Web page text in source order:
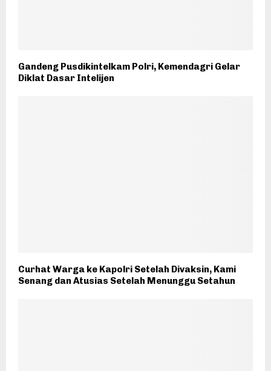
Gandeng Pusdikintelkam Polri, Kemendagri Gelar
Diklat Dasar Intelijen
Curhat Warga ke Kapolri Setelah Divaksin, Kami
Senang dan Atusias Setelah Menunggu Setahun